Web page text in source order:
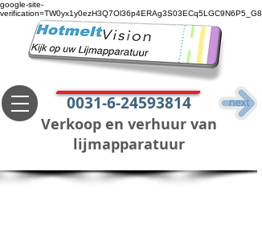
google-site-
verification=TW0yx1y0ezH3Q7Ol36p4ERAg3S03ECq5LGC9N6P5_G8
0031-6-24593814
Verkoop en verhuur van
lijmapparatuur